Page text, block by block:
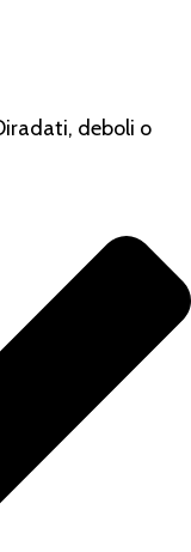
deboli o